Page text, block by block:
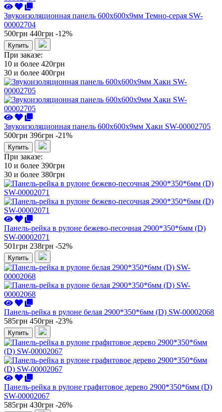
Звукоизоляционная панель 600х600х9мм Темно-серая SW-
00002704
500грн 440грн -12%
Купить
При заказе:
10 и более 420грн
30 и более 400грн
Звукоизоляционная панель 600х600х9мм Хаки SW-00002705
500грн 396грн -21%
Купить
При заказе:
10 и более 390грн
30 и более 380грн
Панель-рейка в рулоне бежево-песочная 2900*350*6мм (D)
SW-00002071
501грн 238грн -52%
Купить
Панель-рейка в рулоне белая 2900*350*6мм (D) SW-00002068
585грн 450грн -23%
Купить
Панель-рейка в рулоне графитовое дерево 2900*350*6мм (D)
SW-00002067
585грн 430грн -26%